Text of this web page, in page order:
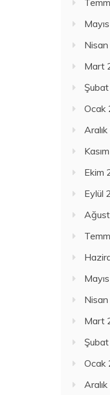
Mart
Ocak
Ekim
Eylül
Mart
Ocak